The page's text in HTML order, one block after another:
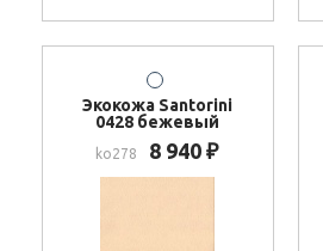
Экокожа Santorini
0428 бежевый
ko278 8 940₽